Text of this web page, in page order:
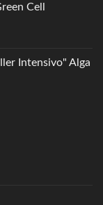
Cell
Intensivo" Alga